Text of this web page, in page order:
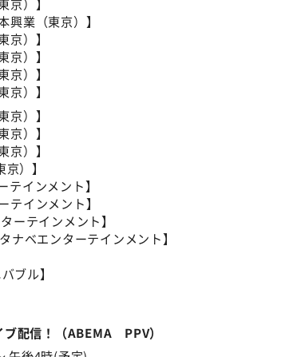
興業（東京）】
）】
）】
）】
】
）】
）】
）】
）】
インメント】
インメント】
ーテインメント】
タナベエンターテインメント】
ブル】
配信！（ABEMA PPV）